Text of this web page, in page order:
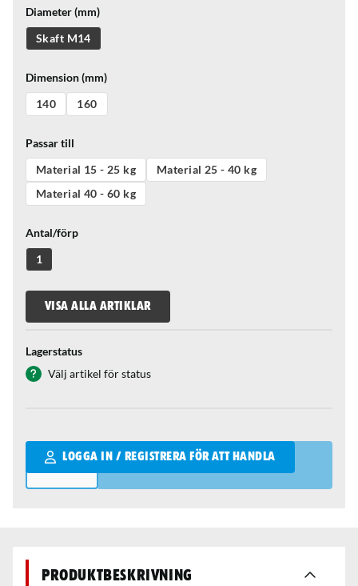
Diameter (mm)
Skaft M14
Dimension (mm)
140
160
Passar till
Material 15 - 25 kg
Material 25 - 40 kg
Material 40 - 60 kg
Antal/förp
1
VISA ALLA ARTIKLAR
Lagerstatus
Välj artikel för status
LOGGA IN / REGISTRERA FÖR ATT HANDLA
Qantity
Produktbeskrivning